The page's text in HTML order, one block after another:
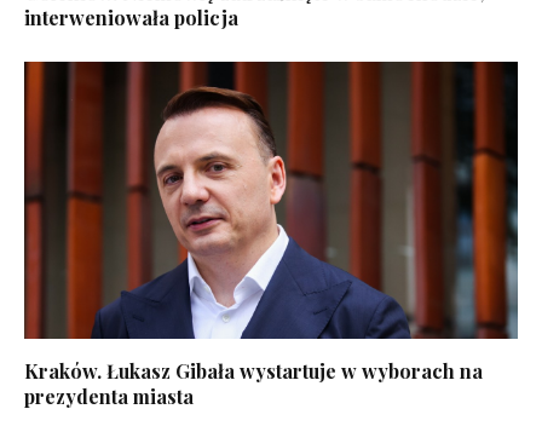
interweniowała policja
Kraków. Łukasz Gibała wystartuje w wyborach na
prezydenta miasta